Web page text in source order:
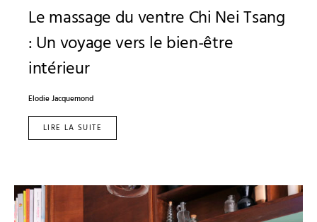
Le massage du ventre Chi Nei Tsang
: Un voyage vers le bien-être
intérieur
Elodie Jacquemond
LIRE LA SUITE